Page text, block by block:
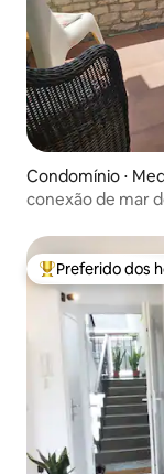
Condomínio ⋅
conexão de mar
Entre os
Preferido dos